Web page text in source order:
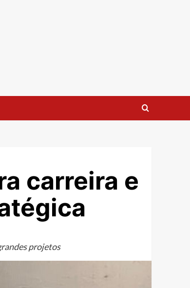
carreira e
projetos